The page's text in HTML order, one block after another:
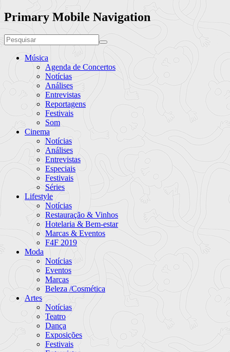
Primary Mobile Navigation
Música
Agenda de Concertos
Notícias
Análises
Entrevistas
Reportagens
Festivais
Som
Cinema
Notícias
Análises
Entrevistas
Especiais
Festivais
Séries
Lifestyle
Notícias
Restauração & Vinhos
Hotelaria & Bem-estar
Marcas & Eventos
F4F 2019
Moda
Notícias
Eventos
Marcas
Beleza /Cosmética
Artes
Notícias
Teatro
Dança
Exposições
Festivais